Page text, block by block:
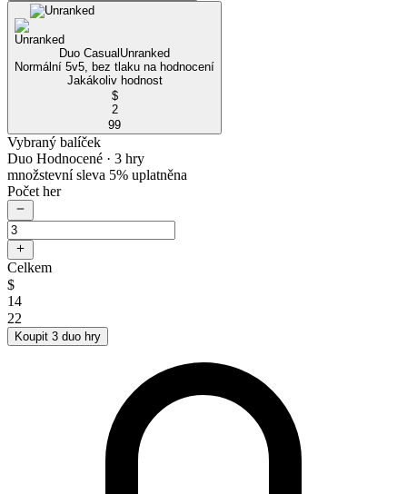
Duo Casual Unranked
Normální 5v5, bez tlaku na hodnocení
Jakákoliv hodnost
$
2
99
Vybraný balíček
Duo Hodnocené · 3 hry
množstevní sleva 5% uplatněna
Počet her
Celkem
$
14
22
Koupit 3 duo hry